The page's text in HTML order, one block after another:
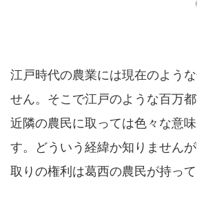
江戸時代の農業には現在のよう
せん。そこで江戸のような百万
近隣の農民に取っては色々な意
す。どういう経緯か知りません
取りの権利は葛西の農民が持って